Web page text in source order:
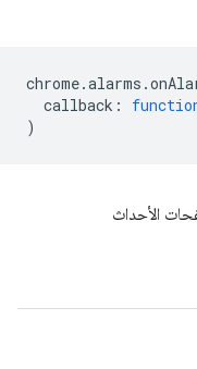
chrome.alarms .
callback :
)
الأحداث